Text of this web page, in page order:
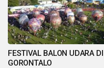
FESTIVAL BALON UDARA DI
GORONTALO